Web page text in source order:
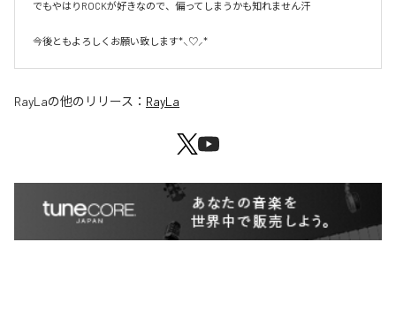
でもやはりROCKが好きなので、偏ってしまうかも知れません汗
今後ともよろしくお願い致します*⸜♡⸝*
RayLaの他のリリース： RayLa